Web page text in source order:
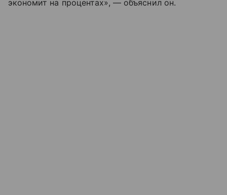
экономит на процентах», — объяснил он.